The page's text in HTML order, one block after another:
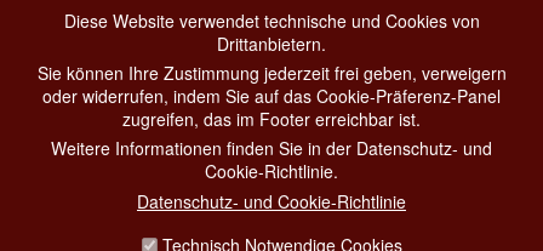
Diese Website verwendet technische und Cookies von
Drittanbietern.
Sie können Ihre Zustimmung jederzeit frei geben, verweigern
oder widerrufen, indem Sie auf das Cookie-Präferenz-Panel
zugreifen, das im Footer erreichbar ist.
Weitere Informationen finden Sie in der Datenschutz- und
Cookie-Richtlinie.
Datenschutz- und Cookie-Richtlinie
Technisch Notwendige Cookies